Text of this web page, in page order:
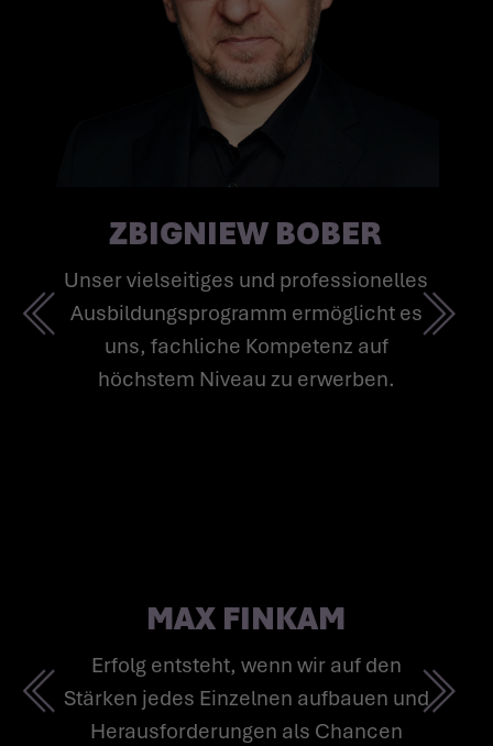
ZBIGNIEW BOBER
Unser vielseitiges und professionelles
Ausbildungsprogramm ermöglicht es
uns, fachliche Kompetenz auf
höchstem Niveau zu erwerben.
MAX FINKAM
Erfolg entsteht, wenn wir auf den
Stärken jedes Einzelnen aufbauen und
Herausforderungen als Chancen
FÜR IHREN ERFOLG
- KONTAKTIEREN SIE UNS